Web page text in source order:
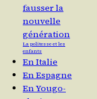
fausser la
nouvelle
génération
La politesse et les
enfants
En Italie
En Espagne
En Yougo-